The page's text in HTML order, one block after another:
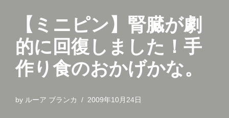
プ
【ミニピン】腎臓が劇
的に回復しました！手
作り食のおかげかな。
by ルーア ブランカ 2009年10月24日